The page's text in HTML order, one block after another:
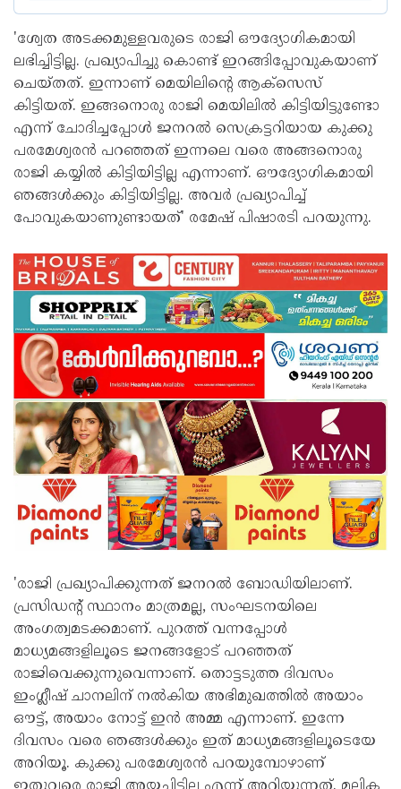
'ശ്വേത അടക്കമുള്ളവരുടെ രാജി ഔദ്യോഗികമായി
ലഭിച്ചിട്ടില്ല. പ്രഖ്യാപിച്ചു കൊണ്ട് ഇറങ്ങിപ്പോവുകയാണ്
ചെയ്തത്. ഇന്നാണ് മെയിലിന്റെ ആക്‌സെസ്
കിട്ടിയത്. ഇങ്ങനൊരു രാജി മെയിലില്‍ കിട്ടിയിട്ടുണ്ടോ
എന്ന് ചോദിച്ചപ്പോള്‍ ജനറല്‍ സെക്രട്ടറിയായ കുക്കു
പരമേശ്വരന്‍ പറഞ്ഞത് ഇന്നലെ വരെ അങ്ങനൊരു
രാജി കയ്യില്‍ കിട്ടിയിട്ടില്ല എന്നാണ്. ഔദ്യോഗികമായി
ഞങ്ങള്‍ക്കും കിട്ടിയിട്ടില്ല. അവര്‍ പ്രഖ്യാപിച്ച്
പോവുകയാണുണ്ടായത്' രമേഷ് പിഷാരടി പറയുന്നു.
'രാജി പ്രഖ്യാപിക്കുന്നത് ജനറല്‍ ബോഡിയിലാണ്.
പ്രസിഡന്റ് സ്ഥാനം മാത്രമല്ല, സംഘടനയിലെ
അംഗത്വമടക്കമാണ്. പുറത്ത് വന്നപ്പോള്‍
മാധ്യമങ്ങളിലൂടെ ജനങ്ങളോട് പറഞ്ഞത്
രാജിവെക്കുന്നുവെന്നാണ്. തൊട്ടടുത്ത ദിവസം
ഇംഗ്ലീഷ് ചാനലിന് നല്‍കിയ അഭിമുഖത്തില്‍ അയാം
ഔട്ട്, അയാം നോട്ട് ഇന്‍ അമ്മ എന്നാണ്. ഇന്നേ
ദിവസം വരെ ഞങ്ങള്‍ക്കും ഇത് മാധ്യമങ്ങളിലൂടെയേ
അറിയൂ. കുക്കു പരമേശ്വരന്‍ പറയുമ്പോഴാണ്